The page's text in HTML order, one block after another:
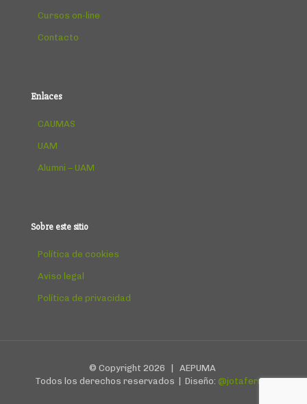
Cursos on-line
Contacto
Enlaces
CAUMAS
UAM
Alumni – UAM
Sobre este sitio
Política de cookies
Aviso legal
Política de privacidad
© Copyright 2026 | AEPUMA
Todos los derechos reservados | Diseño: @jotafermar